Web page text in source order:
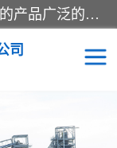
江苏国胜石化装备科技有限公司生产的产品广泛的应用于石油、石化等行业中，产品种类齐全，其中包括装卸鹤管、汽车鹤管、火车鹤管、装车鹤管、卸车鹤管、上装鹤管、下装鹤管、lng鹤管、发油鹤管、液氨鹤管、液化气鹤管等，我们生产的产品质量上乘，价格实惠，服务好，买鹤管就到国胜石化装备！
司
梯